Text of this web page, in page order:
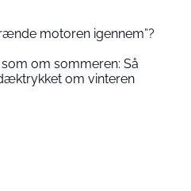
motoren igennem”?
om sommeren: Så
om vinteren